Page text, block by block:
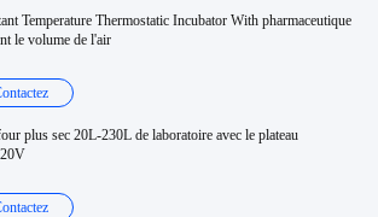
Temperature Thermostatic Incubator With pharmaceutique
le volume de l'air
plus sec 20L-230L de laboratoire avec le plateau